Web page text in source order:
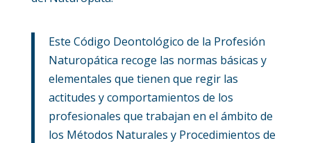
Este Código Deontológico de la Profesión
Naturopática recoge las normas básicas y
elementales que tienen que regir las
actitudes y comportamientos de los
profesionales que trabajan en el ámbito de
los Métodos Naturales y Procedimientos de